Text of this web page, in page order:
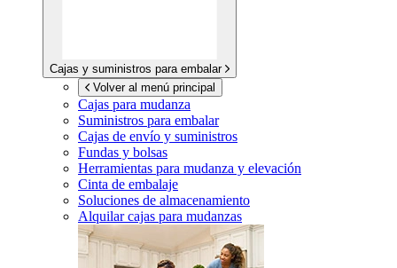
Cajas y suministros para embalar
Volver al menú principal
Cajas para mudanza
Suministros para embalar
Cajas de envío y suministros
Fundas y bolsas
Herramientas para mudanza y elevación
Cinta de embalaje
Soluciones de almacenamiento
Alquilar cajas para mudanzas